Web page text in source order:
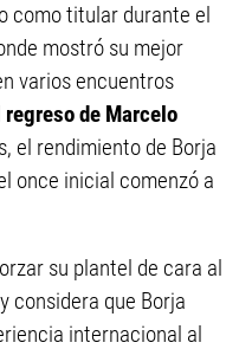
como titular durante el
mostró su mejor
varios encuentros
regreso de Marcelo
el rendimiento de Borja
once inicial comenzó a
su plantel de cara al
y considera que Borja
internacional al